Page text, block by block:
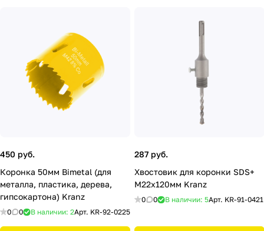
450 руб.
Коронка 50мм Bimetal (для
металла, пластика, дерева,
гипсокартона) Kranz
0 0 В наличии: 2Арт. KR-92-0225
287 руб.
Хвостовик для коронки SDS+
М22х120мм Kranz
0 0 В наличии: 5Арт. KR-91-0421